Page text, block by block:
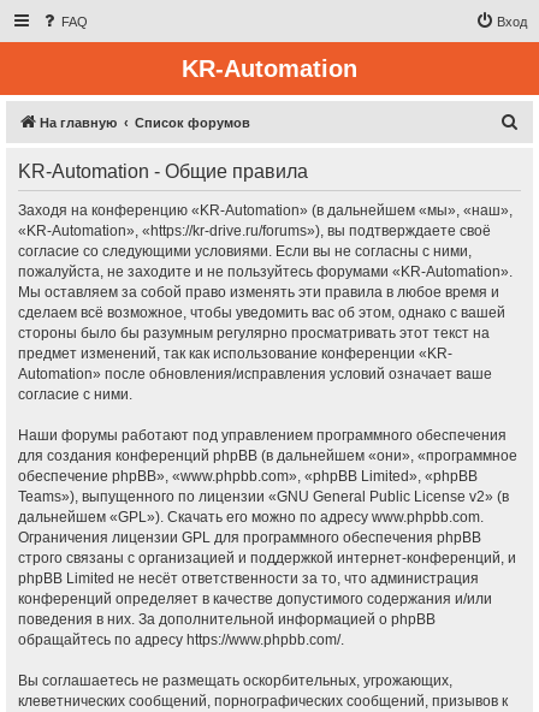
FAQ Вход
KR-Automation
На главную Список форумов
KR-Automation - Общие правила
Заходя на конференцию «KR-Automation» (в дальнейшем «мы», «наш»,
«KR-Automation», «https://kr-drive.ru/forums»), вы подтверждаете своё
согласие со следующими условиями. Если вы не согласны с ними,
пожалуйста, не заходите и не пользуйтесь форумами «KR-Automation».
Мы оставляем за собой право изменять эти правила в любое время и
сделаем всё возможное, чтобы уведомить вас об этом, однако с вашей
стороны было бы разумным регулярно просматривать этот текст на
предмет изменений, так как использование конференции «KR-
Automation» после обновления/исправления условий означает ваше
согласие с ними.
Наши форумы работают под управлением программного обеспечения
для создания конференций phpBB (в дальнейшем «они», «программное
обеспечение phpBB», «www.phpbb.com», «phpBB Limited», «phpBB
Teams»), выпущенного по лицензии «GNU General Public License v2» (в
дальнейшем «GPL»). Скачать его можно по адресу www.phpbb.com.
Ограничения лицензии GPL для программного обеспечения phpBB
строго связаны с организацией и поддержкой интернет-конференций, и
phpBB Limited не несёт ответственности за то, что администрация
конференций определяет в качестве допустимого содержания и/или
поведения в них. За дополнительной информацией о phpBB
обращайтесь по адресу https://www.phpbb.com/.
Вы соглашаетесь не размещать оскорбительных, угрожающих,
клеветнических сообщений, порнографических сообщений, призывов к